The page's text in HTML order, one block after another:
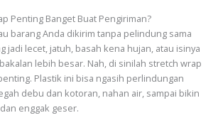
Penting Banget Buat Pengiriman?
barang Anda dikirim tanpa pelindung sama
jadi lecet, jatuh, basah kena hujan, atau isinya
lebih besar. Nah, di sinilah stretch wrap
Plastik ini bisa ngasih perlindungan
debu dan kotoran, nahan air, sampai bikin
enggak geser.